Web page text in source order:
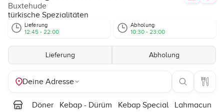
Buxtehude
türkische Spezialitäten
Lieferung
12:45 - 22:00
Abholung
10:30 - 23:00
Lieferung Abholung
Deine Adresse
Döner Kebap - Dürüm Kebap Special Lahmacun